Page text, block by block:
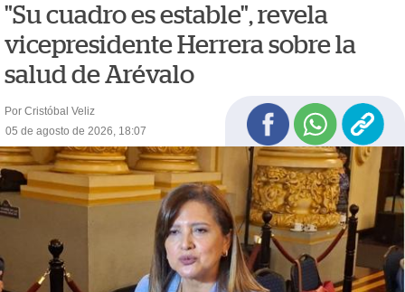
"Su cuadro es estable", revela
vicepresidente Herrera sobre la
salud de Arévalo
Por Cristóbal Veliz
05 de agosto de 2026, 18:07